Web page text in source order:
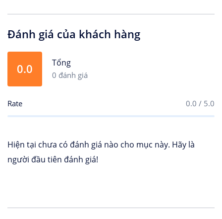
Đánh giá của khách hàng
0.0 Tổng
0 đánh giá
Rate 0.0 / 5.0
Hiện tại chưa có đánh giá nào cho mục này. Hãy là
người đầu tiên đánh giá!